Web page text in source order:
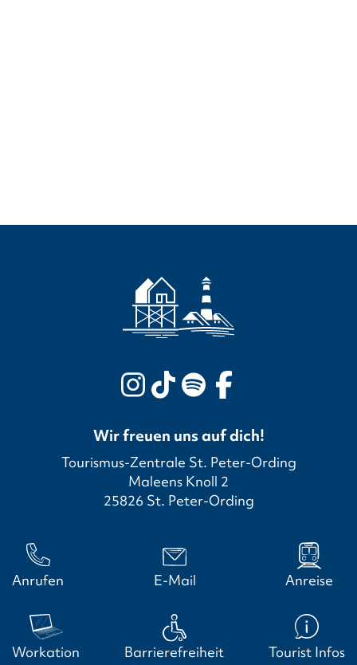
Wir freuen uns auf dich!
Tourismus-Zentrale St. Peter-Ording
Maleens Knoll 2
25826 St. Peter-Ording
Anrufen E-Mail Anreise
Workation Barrierefreiheit Tourist Infos